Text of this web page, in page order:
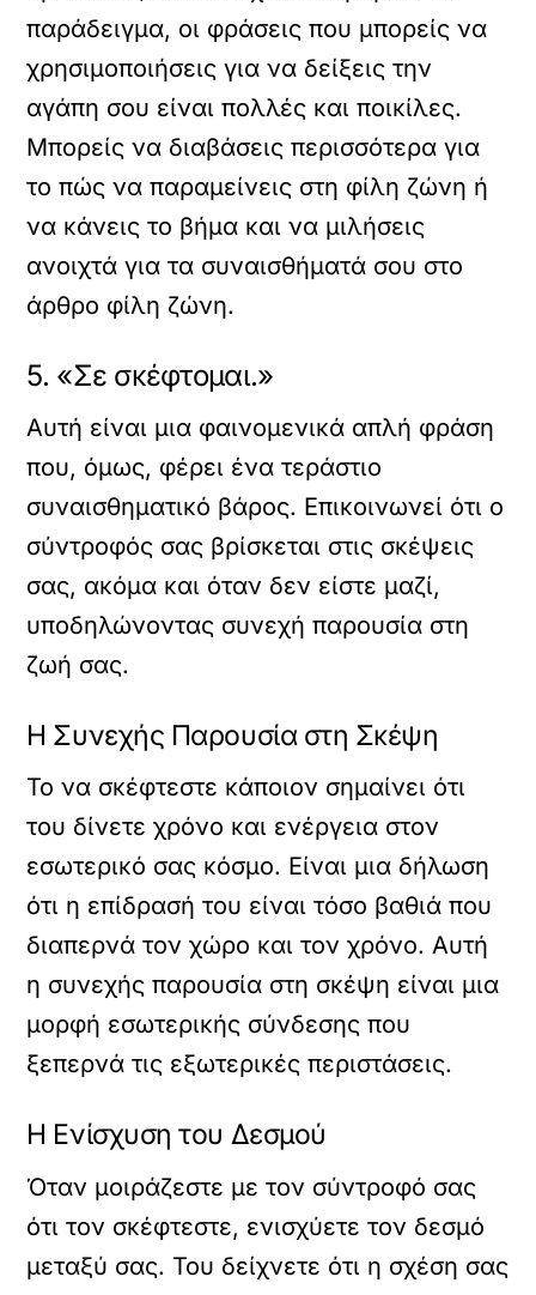
παράδειγμα, οι φράσεις που μπορείς να
χρησιμοποιήσεις για να δείξεις την
αγάπη σου είναι πολλές και ποικίλες.
Μπορείς να διαβάσεις περισσότερα για
το πώς να παραμείνεις στη φίλη ζώνη ή
να κάνεις το βήμα και να μιλήσεις
ανοιχτά για τα συναισθήματά σου στο
άρθρο φίλη ζώνη.
5. «Σε σκέφτομαι.»
Αυτή είναι μια φαινομενικά απλή φράση
που, όμως, φέρει ένα τεράστιο
συναισθηματικό βάρος. Επικοινωνεί ότι ο
σύντροφός σας βρίσκεται στις σκέψεις
σας, ακόμα και όταν δεν είστε μαζί,
υποδηλώνοντας συνεχή παρουσία στη
ζωή σας.
Η Συνεχής Παρουσία στη Σκέψη
Το να σκέφτεστε κάποιον σημαίνει ότι
του δίνετε χρόνο και ενέργεια στον
εσωτερικό σας κόσμο. Είναι μια δήλωση
ότι η επίδρασή του είναι τόσο βαθιά που
διαπερνά τον χώρο και τον χρόνο. Αυτή
η συνεχής παρουσία στη σκέψη είναι μια
μορφή εσωτερικής σύνδεσης που
ξεπερνά τις εξωτερικές περιστάσεις.
Η Ενίσχυση του Δεσμού
Όταν μοιράζεστε με τον σύντροφό σας
ότι τον σκέφτεστε, ενισχύετε τον δεσμό
μεταξύ σας. Του δείχνετε ότι η σχέση σας